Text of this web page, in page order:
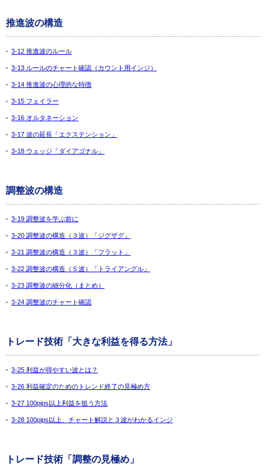
推進波の構造
3-12 推進波のルール
3-13 ルールのチャート確認（カウント用インジ）
3-14 推進波の心理的な特徴
3-15 フェイラー
3-16 オルタネーション
3-17 波の延長「エクステンション」
3-18 ウェッジ「ダイアゴナル」
調整波の構造
3-19 調整波を学ぶ前に
3-20 調整波の構造（３波）「ジグザグ」
3-21 調整波の構造（３波）「フラット」
3-22 調整波の構造（５波）「トライアングル」
3-23 調整波の細分化（まとめ）
3-24 調整波のチャート確認
トレード技術「大きな利益を得る方法」
3-25 利益が得やすい波とは？
3-26 利益確定のためのトレンド終了の見極め方
3-27 100pips以上利益を狙う方法
3-28 100pips以上、チャート解説と３波がわかるインジ
トレード技術「調整の見極め」